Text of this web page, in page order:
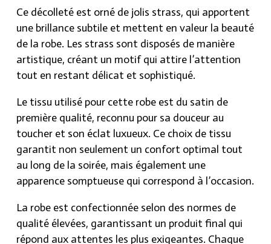
Ce décolleté est orné de jolis strass, qui apportent
une brillance subtile et mettent en valeur la beauté
de la robe. Les strass sont disposés de manière
artistique, créant un motif qui attire l’attention
tout en restant délicat et sophistiqué.
Le tissu utilisé pour cette robe est du satin de
première qualité, reconnu pour sa douceur au
toucher et son éclat luxueux. Ce choix de tissu
garantit non seulement un confort optimal tout
au long de la soirée, mais également une
apparence somptueuse qui correspond à l’occasion.
La robe est confectionnée selon des normes de
qualité élevées, garantissant un produit final qui
répond aux attentes les plus exigeantes. Chaque